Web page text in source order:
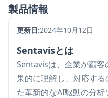
製品情報
更新日:2024年10月12日
Sentavisとは
Sentavisは、企業が顧
果的に理解し、対応す
た革新的なAI駆動の分